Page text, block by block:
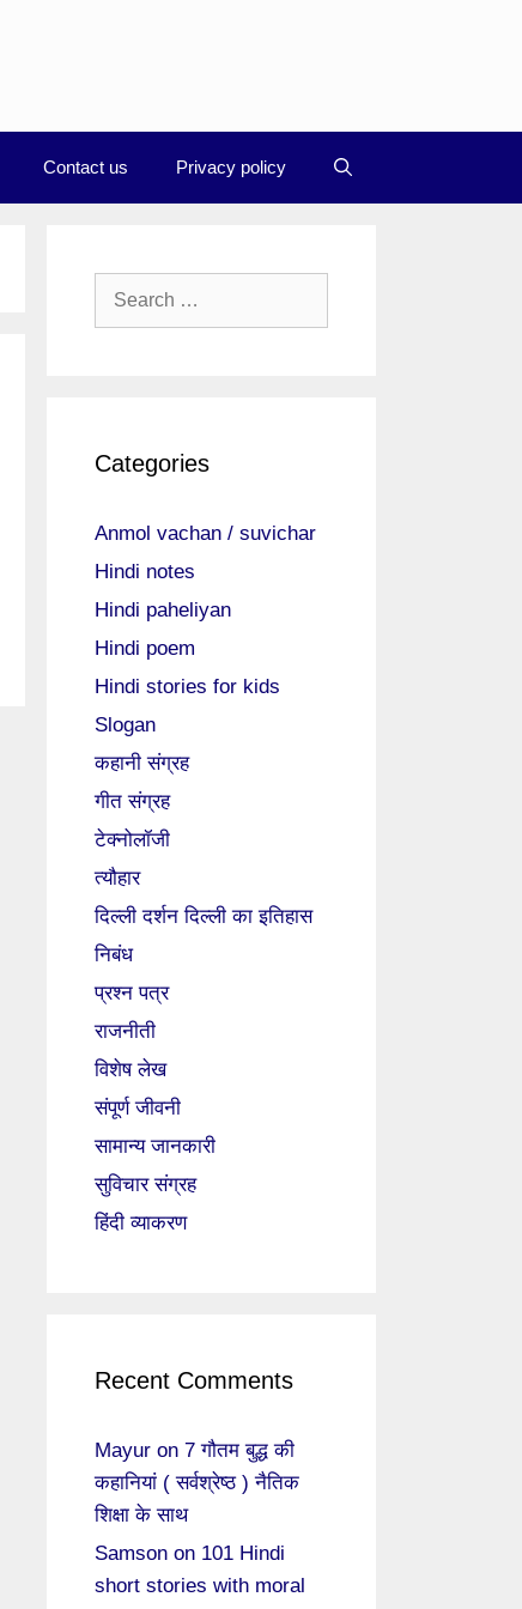
Contact us Privacy policy
Search
Categories
Anmol vachan / suvichar
Hindi notes
Hindi paheliyan
Hindi poem
Hindi stories for kids
Slogan
कहानी संग्रह
गीत संग्रह
टेक्नोलॉजी
त्यौहार
दिल्ली दर्शन दिल्ली का इतिहास
निबंध
प्रश्न पत्र
राजनीती
विशेष लेख
संपूर्ण जीवनी
सामान्य जानकारी
सुविचार संग्रह
हिंदी व्याकरण
Recent Comments
Mayur on 7 गौतम बुद्ध की
कहानियां ( सर्वश्रेष्ठ ) नैतिक
शिक्षा के साथ
Samson on 101 Hindi
short stories with moral